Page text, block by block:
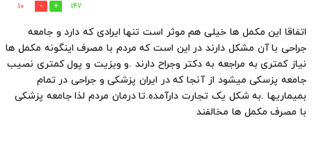
147
10
اتفاقا این مکمل ها خیلی هم موثر است تنها ایرادی که دارد و جامعه
جراحی با آن مشکل دارند در این است که مردم با مصرف اینگونه مکمل ها
نیاز کمتری به مراجعه به دکتر وجراح دارند .و ویزیت و پول کمتری نصیب
جامعه پزسکی میشود از آنجا که در ایران پزشکی و جراحی در تمام
بمیماریها .به شکل یک تجارت دارآمده.تا درمان مردم لذا جامعه پزشکی
با مصرف مکمل ها مخالفند